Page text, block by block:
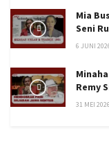
Mia
Seni
6 JUNI
Remy
31 MEI 2026